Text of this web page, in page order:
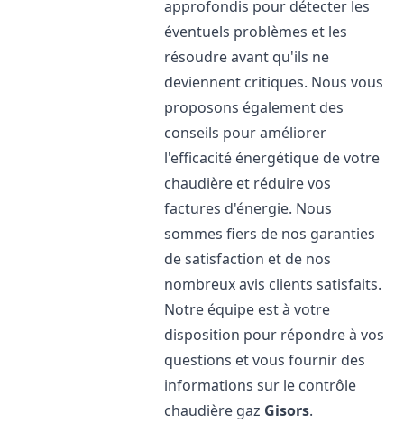
approfondis pour détecter les
éventuels problèmes et les
résoudre avant qu'ils ne
deviennent critiques. Nous vous
proposons également des
conseils pour améliorer
l'efficacité énergétique de votre
chaudière et réduire vos
factures d'énergie. Nous
sommes fiers de nos garanties
de satisfaction et de nos
nombreux avis clients satisfaits.
Notre équipe est à votre
disposition pour répondre à vos
questions et vous fournir des
informations sur le contrôle
chaudière gaz Gisors.